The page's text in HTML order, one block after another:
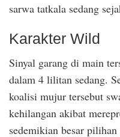
sarwa tatkala sedang
Karakter Wild
Sinyal garang di main
dalam 4 lilitan sedang.
koalisi mujur tersebut
kehilangan akibat
sedemikian besar